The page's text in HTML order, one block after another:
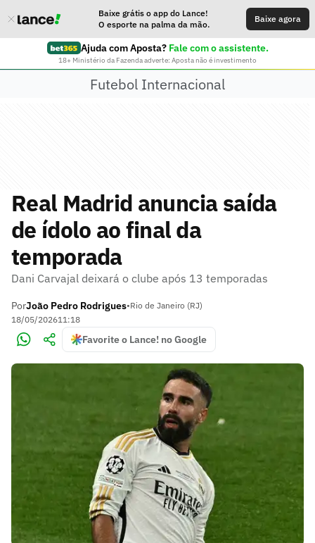
Baixe grátis o app do Lance!
O esporte na palma da mão.
Baixe agora
Ajuda com Aposta? Fale com o assistente.
18+ Ministério da Fazenda adverte: Aposta não é investimento
Futebol Internacional
Real Madrid anuncia saída
de ídolo ao final da
temporada
Dani Carvajal deixará o clube após 13 temporadas
PorJoão Pedro Rodrigues•Rio de Janeiro (RJ)
18/05/202611:18
Favorite o Lance! no Google